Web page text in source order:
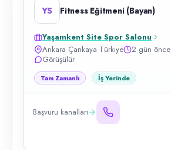
YS Fitness Eğitmeni (Bayan)
Yaşamkent Site Spor Salonu
Ankara Çankaya Türkiye
2 gün önce
Görüşülür
Tam Zamanlı İş Yerinde
Başvuru kanalları